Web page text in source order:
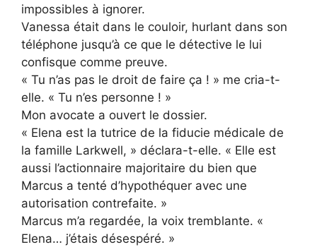
impossibles à ignorer.
Vanessa était dans le couloir, hurlant dans son
téléphone jusqu’à ce que le détective le lui
confisque comme preuve.
« Tu n’as pas le droit de faire ça ! » me cria-t-
elle. « Tu n’es personne ! »
Mon avocate a ouvert le dossier.
« Elena est la tutrice de la fiducie médicale de
la famille Larkwell, » déclara-t-elle. « Elle est
aussi l’actionnaire majoritaire du bien que
Marcus a tenté d’hypothéquer avec une
autorisation contrefaite. »
Marcus m’a regardée, la voix tremblante. «
Elena… j’étais désespéré. »